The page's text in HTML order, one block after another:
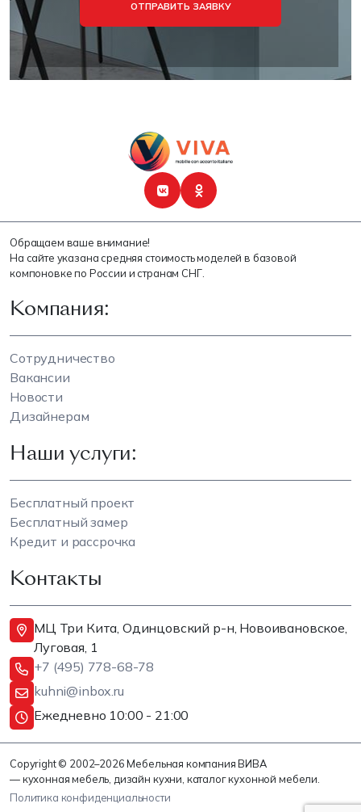
ОТПРАВИТЬ ЗАЯВКУ
Обращаем ваше внимание!
На сайте указана средняя стоимость моделей в базовой
компоновке по России и странам СНГ.
Компания:
Сотрудничество
Вакансии
Новости
Дизайнерам
Наши услуги:
Бесплатный проект
Бесплатный замер
Кредит и рассрочка
Контакты
МЦ Три Кита, Одинцовский р-н, Новоивановское,
Луговая, 1
+7 (495) 778-68-78
kuhni@inbox.ru
Ежедневно 10:00 - 21:00
Copyright © 2002–2026 Мебельная компания ВИВА
— кухонная мебель, дизайн кухни, каталог кухонной мебели.
Политика конфиденциальности